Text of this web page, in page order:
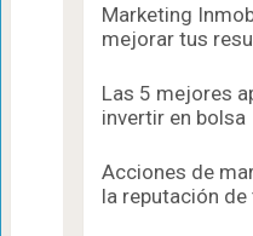
Marketing
mejorar tus
Las 5 mejores
invertir en bolsa
Acciones de
la reputación